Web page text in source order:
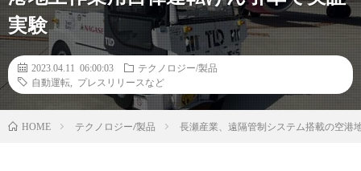
実験
2023.04.11 06:00:03
テクノロジー/製品
自動運転
プレスリリースなど
HOME テクノロジー/製品 長瀬産業、遠隔管制システム搭載の空港